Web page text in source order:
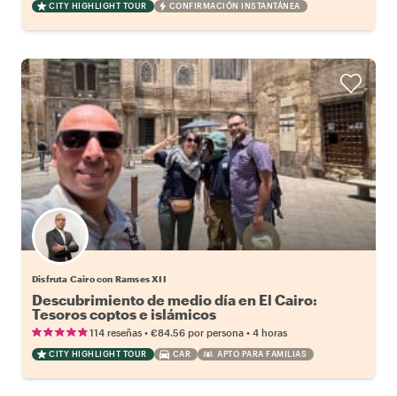
CITY HIGHLIGHT TOUR CONFIRMACIÓN INSTANTÁNEA
Disfruta Cairo con Ramses XII
Descubrimiento de medio día en El Cairo:
Tesoros coptos e islámicos
114 reseñas • €84.56 por persona • 4 horas
CITY HIGHLIGHT TOUR CAR APTO PARA FAMILIAS